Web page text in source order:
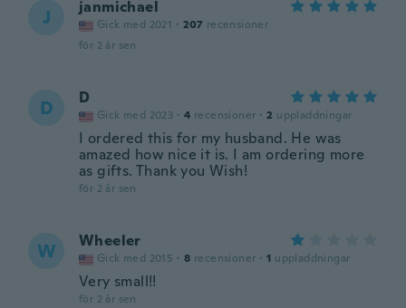
J janmichael
Gick med 2021 · 207 recensioner
för 2 år sen
D D
Gick med 2023 · 4 recensioner · 2 uppladdningar
I ordered this for my husband. He was
amazed how nice it is. I am ordering more
as gifts. Thank you Wish!
för 2 år sen
W Wheeler
Gick med 2015 · 8 recensioner · 1 uppladdningar
Very small!!
för 2 år sen